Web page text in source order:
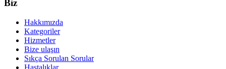
Biz
Hakkımızda
Kategoriler
Hizmetler
Bize ulaşın
Sıkça Sorulan Sorular
Hastalıklar